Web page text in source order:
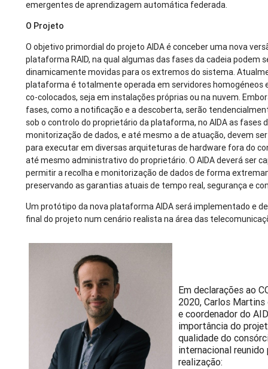
emergentes de aprendizagem automática federada.
O Projeto
O objetivo primordial do projeto AIDA é conceber uma nova
plataforma RAID, na qual algumas das fases da cadeia podem
dinamicamente movidas para os extremos do sistema.
plataforma é totalmente operada em servidores homogéneos
co-colocados, seja em instalações próprias ou na nuvem.
fases, como a notificação e a descoberta, serão
sob o controlo do proprietário da plataforma, no AIDA as fases
monitorização de dados, e até mesmo a de atuação, devem
para executar em diversas arquiteturas de hardware fora do
até mesmo administrativo do proprietário. O AIDA deverá ser
permitir a recolha e monitorização de dados de forma
preservando as garantias atuais de tempo real, segurança e
Um protótipo da nova plataforma AIDA será implementado e
final do projeto num cenário realista na área das
Em declarações ao
2020, Carlos
e coordenador do
importância do
qualidade do
internacional reunido
realização: